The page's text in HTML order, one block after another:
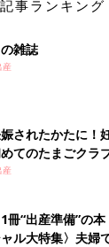
事ランキング
雑誌
産
されたかたに！
てのたまごクラ
産
冊“出産準備”の
ャル大特集〉夫